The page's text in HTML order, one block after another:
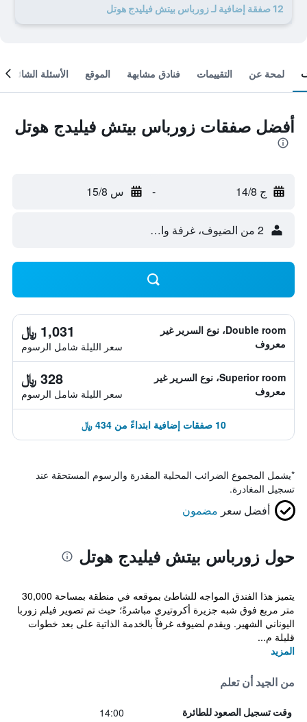
12 صفقة إضافية لـ زورباس بيتش فيليدج هوتل
لمحة عن التقييمات فنادق مشابهة الموقع الأسئلة الشائعة
أفضل صفقات زورباس بيتش فيليدج هوتل
ج 14/8 - س 15/8
2 من الضيوف، غرفة واحدة
Double room، نوع السرير غير
معروف
1,031 ﷼
سعر الليلة شامل الرسوم
Superior room، نوع السرير غير
معروف
328 ﷼
سعر الليلة شامل الرسوم
10 صفقات إضافية ابتداءً من 434 ﷼
*يشمل المجموع الضرائب المحلية المقدرة والرسوم المستحقة عند
تسجيل المغادرة.
أفضل سعر مضمون
حول زورباس بيتش فيليدج هوتل
يتميز هذا الفندق المواجه للشاطئ بموقعه في منطقة بمساحة 30,000
متر مربع فوق شبه جزيرة أكروتيري مباشرةً؛ حيث تم تصوير فيلم زوربا
اليوناني الشهير. ويقدم لضيوفه غرفاً بالخدمة الذاتية على بعد خطوات
قليلة م...
المزيد
من الجيد أن تعلم
وقت تسجيل الصعود للطائرة 14:00